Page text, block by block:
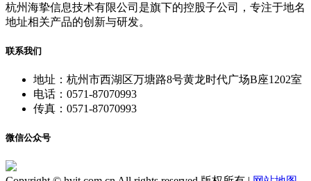
杭州海挚信息技术有限公司是旗下的控股子公司，专注于地名
地址相关产品的创新与研发。
联系我们
地址：杭州市西湖区万塘路8号黄龙时代广场B座1202室
电话：0571-87070993
传真：0571-87070993
微信公众号